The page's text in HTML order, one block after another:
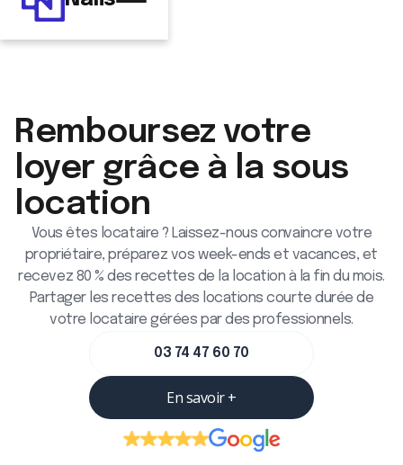
Remboursez votre
loyer grâce à la sous
location
Vous êtes locataire ? Laissez-nous convaincre votre
propriétaire, préparez vos week-ends et vacances, et
recevez 80 % des recettes de la location à la fin du mois.
Partager les recettes des locations courte durée de
votre locataire gérées par des professionnels.
03 74 47 60 70
En savoir +